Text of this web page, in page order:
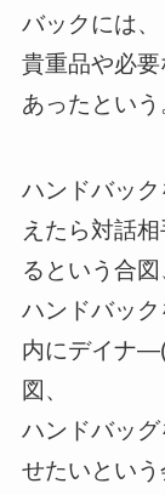
バックには、
貴重品や必
あったという
ハンドバッ
えたら対話
るという合図
ハンドバッ
内にデイナ
図、
ハンドバッ
せたいとい